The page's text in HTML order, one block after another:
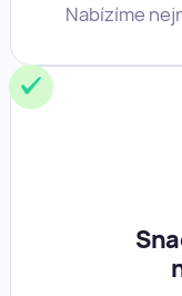
Nabízíme